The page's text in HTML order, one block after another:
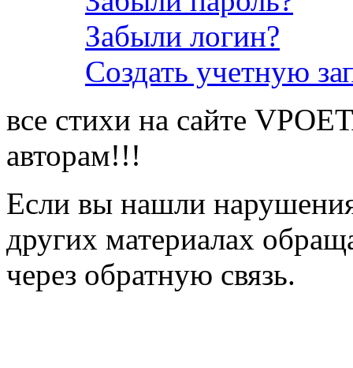
Забыли логин?
Создать учетную
все стихи на сайте
авторам!!!
Если вы нашли
других материалах
через обратную связь.